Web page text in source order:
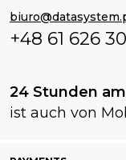
+48 61 626
24 Stunden
ist auch von